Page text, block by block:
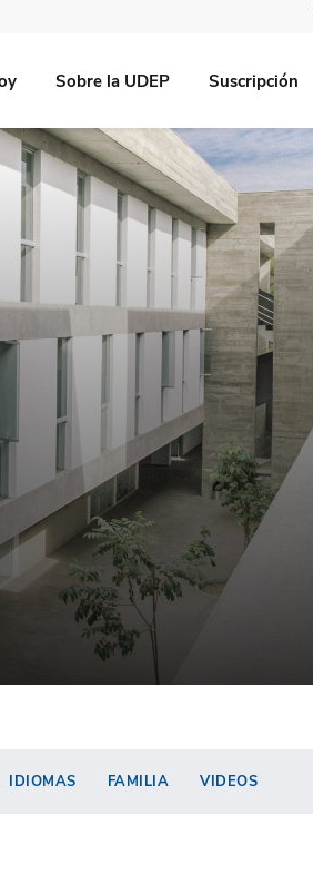
Sobre la UDEP Suscripción
IDIOMAS FAMILIA VIDEOS